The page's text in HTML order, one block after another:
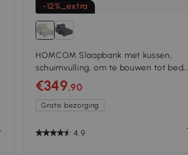
-12%_extra
HOMCOM Slaapbank met kussen,
schuimvulling, om te bouwen tot bed,
bekerhouder, crèmewit
€349,90
Gratis bezorging
4.9